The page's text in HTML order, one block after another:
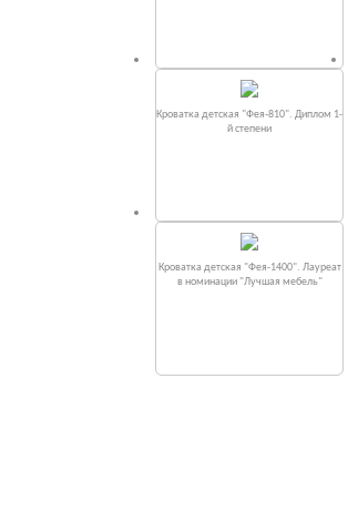
Кроватка детская "Фея-810". Диплом 1-
й степени
Кроватка детская "Фея-1400". Лауреат
в номинации "Лучшая мебель"